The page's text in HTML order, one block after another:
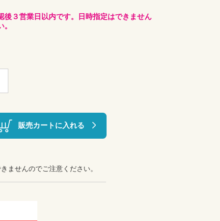
後３営業日以内です。日時指定はできません
販売カートに入れる
ませんのでご注意ください。